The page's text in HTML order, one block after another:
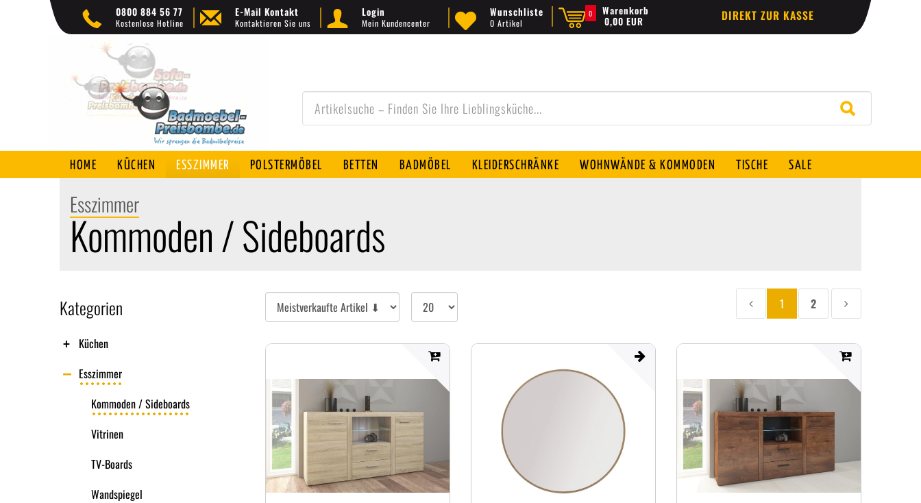
0800 884 56 77
Kostenlose Hotline
E-Mail Kontakt
Kontaktieren Sie uns
Login
Mein Kundencenter
Wunschliste
0 Artikel
Warenkorb
0,00 EUR
0 DIREKT ZUR KASSE
HOME KÜCHEN ESSZIMMER POLSTERMÖBEL BETTEN BADMÖBEL KLEIDERSCHRÄNKE WOHNWÄNDE & KOMMODEN TISCHE SALE
Esszimmer
Kommoden / Sideboards
Kategorien
Küchen
Esszimmer
Kommoden / Sideboards
Vitrinen
TV-Boards
Wandspiegel
Sortieren
Artikel
Zur
vorherigen
Aktuelle
Seite:
1 Seite
2
Zur
nächsten